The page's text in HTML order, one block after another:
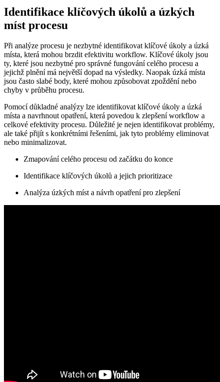
Identifikace klíčových úkolů a úzkých
míst procesu
Při analýze procesu je nezbytné identifikovat klíčové úkoly a úzká
místa, která mohou brzdit efektivitu workflow. Klíčové úkoly jsou
ty, které jsou nezbytné pro správné fungování celého procesu a
jejichž plnění má největší dopad na výsledky. Naopak úzká místa
jsou často slabé body, které mohou způsobovat zpoždění nebo
chyby v průběhu procesu.
Pomocí důkladné analýzy lze identifikovat klíčové úkoly a úzká
místa a navrhnout opatření, která povedou k zlepšení workflow a
celkové efektivity procesu. Důležité je nejen identifikovat problémy,
ale také přijít s konkrétními řešeními, jak tyto problémy eliminovat
nebo minimalizovat.
Zmapování celého procesu od začátku do konce
Identifikace klíčových úkolů a jejich prioritizace
Analýza úzkých míst a návrh opatření pro zlepšení